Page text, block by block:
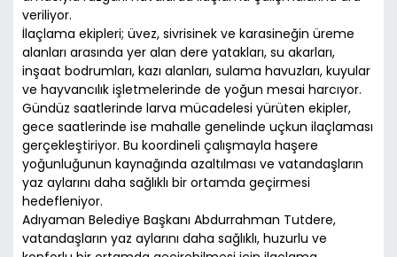
veriliyor.
İlaçlama ekipleri; üvez, sivrisinek ve karasineğin üreme
alanları arasında yer alan dere yatakları, su akarları,
inşaat bodrumları, kazı alanları, sulama havuzları, kuyular
ve hayvancılık işletmelerinde de yoğun mesai harcıyor.
Gündüz saatlerinde larva mücadelesi yürüten ekipler,
gece saatlerinde ise mahalle genelinde uçkun ilaçlaması
gerçekleştiriyor. Bu koordineli çalışmayla haşere
yoğunluğunun kaynağında azaltılması ve vatandaşların
yaz aylarını daha sağlıklı bir ortamda geçirmesi
hedefleniyor.
Adıyaman Belediye Başkanı Abdurrahman Tutdere,
vatandaşların yaz aylarını daha sağlıklı, huzurlu ve